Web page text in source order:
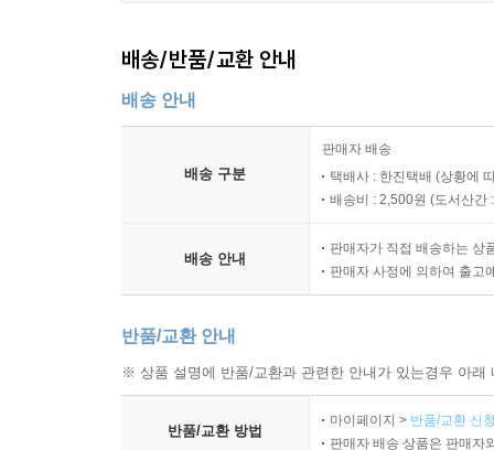
배송/반품/교환 안내
배송 안내
배송 구분
판매자 배송
택배사 : 한진택배 (상황에
배송비 : 2,500원 (도서산간
배송 안내
판매자가 직접 배송하는 상
판매자 사정에 의하여 출고
반품/교환 안내
※ 상품 설명에 반품/교환과 관련한 안내가 있는경우 아
반품/교환 방법
마이페이지 > 반품/교환 신
판매자 배송 상품은 판매자